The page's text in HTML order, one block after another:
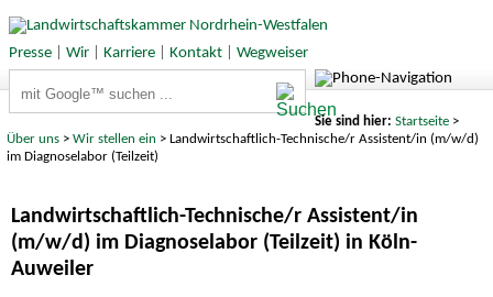
Presse| Wir| Karriere| Kontakt| Wegweiser
Sie sind hier: Startseite>
Über uns >Wir stellen ein > Landwirtschaftlich-Technische/r Assistent/in (m/w/d)
im Diagnoselabor (Teilzeit)
Landwirtschaftlich-Technische/r Assistent/in
(m/w/d) im Diagnoselabor (Teilzeit) in Köln-
Auweiler